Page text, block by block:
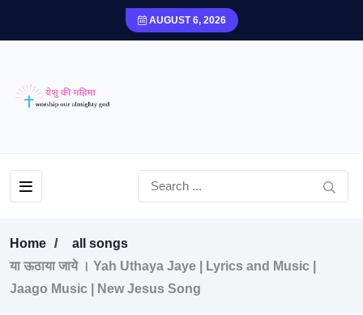
AUGUST 6, 2026
Home
all songs
या ऊठाया जाये । Yah Uthaya Jaye | Lyrics and Music |
Jaago Music | New Jesus Song